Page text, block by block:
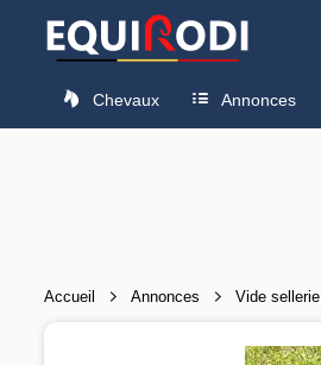
Chevaux Annonces
Accueil Annonces Vide sellerie